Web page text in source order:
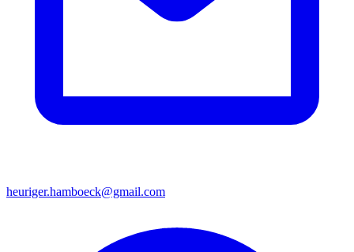
heuriger.hamboeck@gmail.com